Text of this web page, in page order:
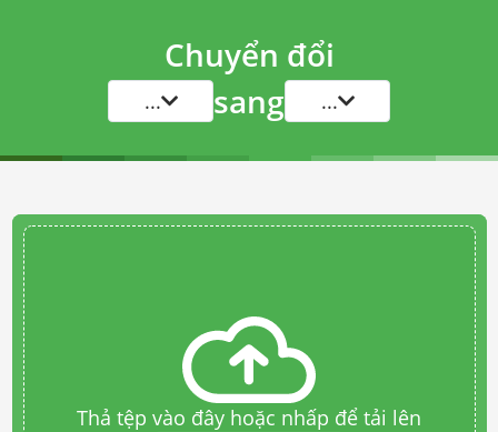
Chuyển đổi
... sang ...
Thả tệp vào đây hoặc nhấp để tải lên